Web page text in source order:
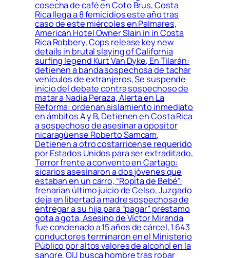
cosecha de café en Coto Brus, Costa
Rica llega a 8 femicidios este año tras
caso de este miércoles en Palmares,
American Hotel Owner Slain in in Costa
Rica Robbery, Cops release key new
details in brutal slaying of California
surfing legend Kurt Van Dyke, En Tilarán:
detienen a banda sospechosa de tachar
vehículos de extranjeros, Se suspende
inicio del debate contra sospechoso de
matar a Nadia Peraza, Alerta en La
Reforma: ordenan aislamiento inmediato
en ámbitos A y B, Detienen en Costa Rica
a sospechoso de asesinar a opositor
nicaragüense Roberto Samcam,
Detienen a otro costarricense requerido
por Estados Unidos para ser extraditado,
Terror frente a convento en Cartago:
sicarios asesinaron a dos jóvenes que
estaban en un carro, “Ropita de Bebé”:
frenarían último juicio de Celso, Juzgado
deja en libertad a madre sospechosa de
entregar a su hija para “pagar” préstamo
gota a gota, Asesino de Víctor Miranda
fue condenado a 15 años de cárcel, 1.643
conductores terminaron en el Ministerio
Público por altos valores de alcohol en la
sangre, OIJ busca hombre tras robar